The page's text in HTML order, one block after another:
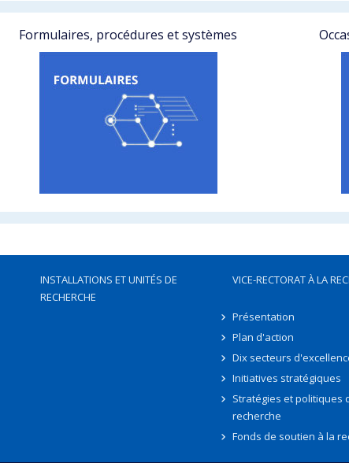
Formulaires, procédures et systèmes
INSTALLATIONS ET UNITÉS DE
RECHERCHE
VICE-RECTORAT À LA
Présentation
Plan d'action
Dix secteurs
Initiatives stratégiques
Stratégies et politiques
recherche
Fonds de soutien à la